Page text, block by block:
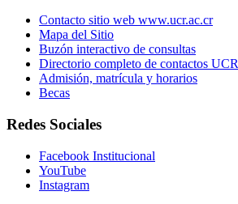
Contacto sitio web www.ucr.ac.cr
Mapa del Sitio
Buzón interactivo de consultas
Directorio completo de contactos UCR
Admisión, matrícula y horarios
Becas
Redes Sociales
Facebook Institucional
YouTube
Instagram